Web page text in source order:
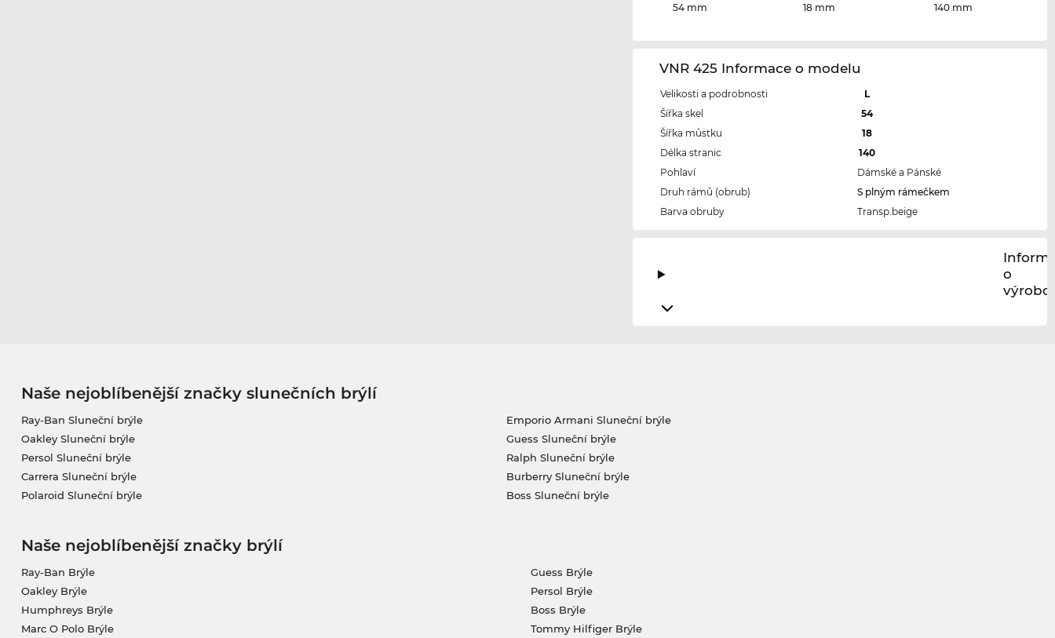
54 mm
18 mm
140 mm
VNR 425 Informace o modelu
Velikosti a podrobnosti
L
Šířka skel
54
Šířka můstku
18
Délka stranic
140
Pohlaví
Dámské a Pánské
Druh rámů (obrub)
S plným rámečkem
Barva obruby
Transp.beige
o
výrobci
Naše nejoblíbenější značky slunečních brýlí
Ray-Ban Sluneční brýle
Oakley Sluneční brýle
Persol Sluneční brýle
Carrera Sluneční brýle
Polaroid Sluneční brýle
Emporio Armani Sluneční brýle
Guess Sluneční brýle
Ralph Sluneční brýle
Burberry Sluneční brýle
Boss Sluneční brýle
Naše nejoblíbenější značky brýlí
Ray-Ban Brýle
Oakley Brýle
Humphreys Brýle
Marc O Polo Brýle
Guess Brýle
Persol Brýle
Boss Brýle
Tommy Hilfiger Brýle